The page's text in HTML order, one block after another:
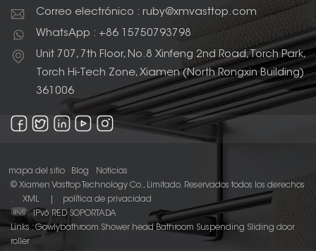
Correo electrónico : ruby@xmvasttop.com
WhatsApp : +86 15750793798
Unit 707, 7th Floor, No.8 Xinfeng 2nd Road, Torch Park,
Torch Hi-Tech Zone, Xiamen (North Rongxin Building)
361006
mapa del sitio Blog
Noticias
© Xiamen Vasttop Technology Co., Limitado. Reservados todos los derechos
.
XML
política de privacidad
IPv6 RED SOPORTADA
Links :Gowlybathroom Shower head Bathroom Suspending Sliding door
roller